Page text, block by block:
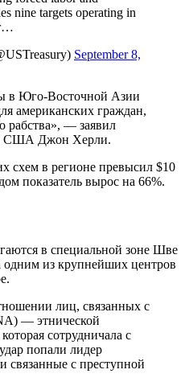
nine targets operating in
September 8,
в Юго-Восточной Азии
американских граждан,
рабства», — заявил
США Джон Херли.
схем в регионе превысил $10
показатель вырос на 66%.
в специальной зоне Шве
одним из крупнейших центров
лиц, связанных с
— этнической
сотрудничала с
попали лидер
связанные с преступной